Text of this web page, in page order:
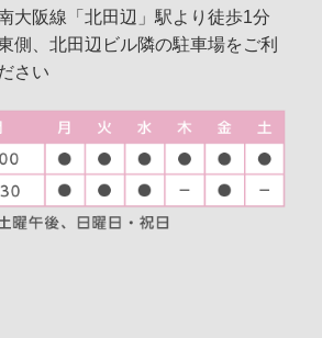
チン接種のご案内 2025.10.02
コロナワクチン接種を開始致しま
ザー社のコミナティの接種を行
ので、お電話あるいは直接来院
ください。
大阪市民の方 自己負担8,000円
大阪線「北田辺」駅より徒歩1分
側、北田辺ビル隣の駐車場をご利
さい